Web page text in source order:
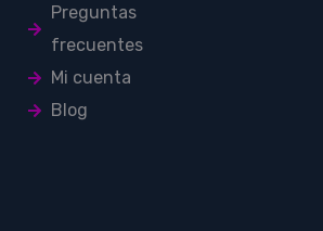
Preguntas
frecuentes
Mi cuenta
Blog